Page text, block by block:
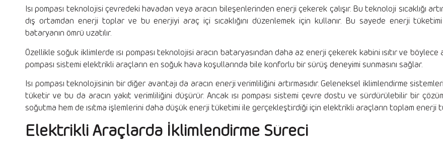
Isı pompası teknolojisi çevredeki havadan veya aracın bileşenlerinden enerji çekerek çalışır. Bu teknoloji sıcaklığı
dış ortamdan enerji toplar ve bu enerjiyi araç içi sıcaklığını düzenlemek için kullanır. Bu sayede enerji
bataryanın ömrü uzatılır.
Özellikle soğuk iklimlerde ısı pompası teknolojisi aracın bataryasından daha az enerji çekerek kabini ısıtır ve böylece
pompası sistemi elektrikli araçların en soğuk hava koşullarında bile konforlu bir sürüş deneyimi sunmasını sağlar.
Isı pompası teknolojisinin bir diğer avantajı da aracın enerji verimliliğini artırmasıdır. Geleneksel iklimlendirme
tüketir ve bu da aracın yakıt verimliliğini düşürür. Ancak ısı pompası sistemi çevre dostu ve sürdürülebilir bir
soğutma hem de ısıtma işlemlerini daha düşük enerji tüketimi ile gerçekleştirdiği için elektrikli araçların toplam enerji
Elektrikli Araçlarda İklimlendirme Süreci